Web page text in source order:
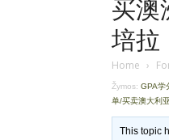
买澳
培拉
Home ›
Žymos: GPA学
单/买卖澳大利
This topic